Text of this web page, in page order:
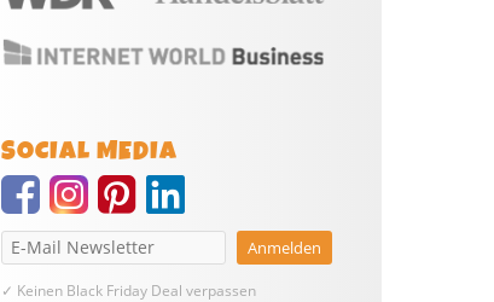
SOCIAL MEDIA
✓ Keinen Black Friday Deal verpassen